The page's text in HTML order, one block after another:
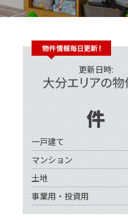
更新日時:
件
一戸建て
マンション
土地
事業用・投資用